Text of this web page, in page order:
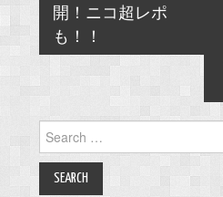
開！ニコ超レポ
も！！
Search
for: